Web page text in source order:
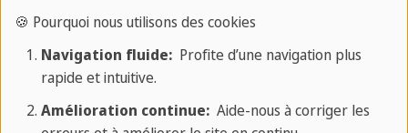
✔ Reconnaissance comme congé de formation
✔ Diversité linguistique sans limite
🍪 Pourquoi nous utilisons des cookies
Navigation fluide:Profite d’une navigation plus
rapide et intuitive.
Amélioration continue:Aide-nous à corriger les